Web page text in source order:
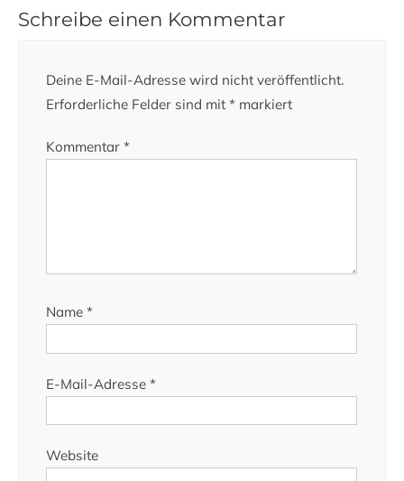
Schreibe einen Kommentar
Deine E-Mail-Adresse wird nicht veröffentlicht.
Erforderliche Felder sind mit * markiert
Kommentar *
Name *
E-Mail-Adresse *
Website